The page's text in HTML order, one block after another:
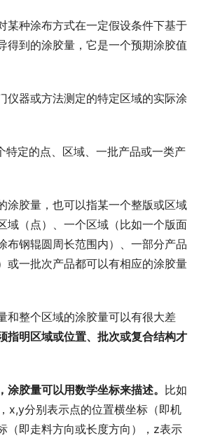
某种涂布方式在一定假设条件下基于
得到的涂胶量，它是一个预期涂胶值
仪器或方法测定的特定区域的实际涂
特定的点、区域、一批产品或一类产
涂胶量，也可以指某一个整版或区域
域（点）、一个区域（比如一个版面
布钢辊圆周长范围内）、一部分产品
或一批次产品都可以有相应的涂胶量
和整个区域的涂胶量可以有很大差
指明区域或位置、批次或复合结构才
涂胶量可以用数学坐标来描述。 比如
x,y分别表示点的位置横坐标（即机
（即走料方向或长度方向），z表示